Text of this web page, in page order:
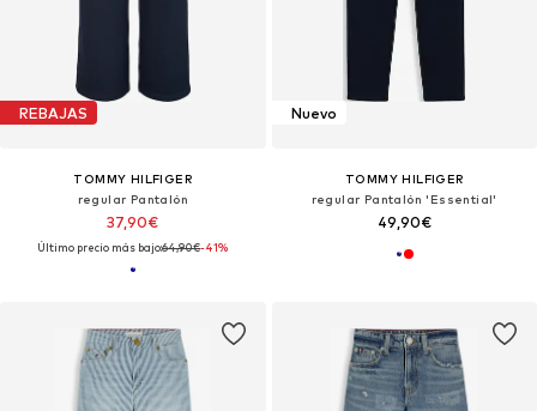
REBAJAS
TOMMY HILFIGER
regular Pantalón
37,90€
Último precio más bajo:64,90€-41%
Nuevo
TOMMY HILFIGER
regular Pantalón 'Essential'
49,90€